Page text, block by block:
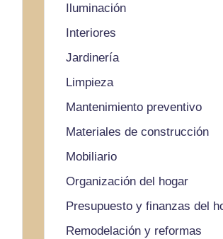
Iluminación
Interiores
Jardinería
Limpieza
Mantenimiento preventivo
Materiales de construcción
Mobiliario
Organización del hogar
Presupuesto y finanzas del
Remodelación y reformas